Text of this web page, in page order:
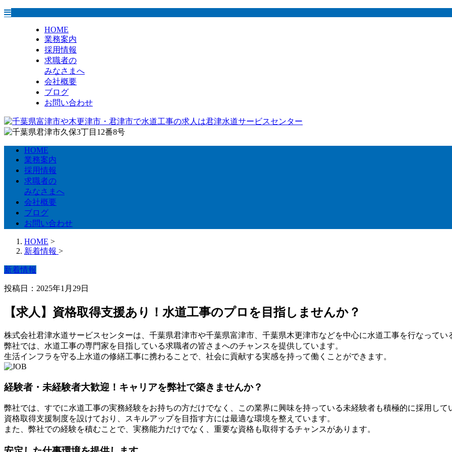
HOME
業務案内
採用情報
求職者の
みなさまへ
会社概要
ブログ
お問い合わせ
HOME
業務案内
採用情報
求職者の
みなさまへ
会社概要
ブログ
お問い合わせ
HOME >
新着情報 >
新着情報
投稿日：2025年1月29日
【求人】資格取得支援あり！水道工事のプロを目指しませんか？
株式会社君津水道サービスセンターは、千葉県君津市や千葉県富津市、千葉県木更津市などを中心に水道工事を行なってい
弊社では、水道工事の専門家を目指している求職者の皆さまへのチャンスを提供しています。
生活インフラを守る上水道の修繕工事に携わることで、社会に貢献する実感を持って働くことができます。
経験者・未経験者大歓迎！キャリアを弊社で築きませんか？
弊社では、すでに水道工事の実務経験をお持ちの方だけでなく、この業界に興味を持っている未経験者も積極的に採用して
資格取得支援制度を設けており、スキルアップを目指す方には最適な環境を整えています。
また、弊社での経験を積むことで、実務能力だけでなく、重要な資格も取得するチャンスがあります。